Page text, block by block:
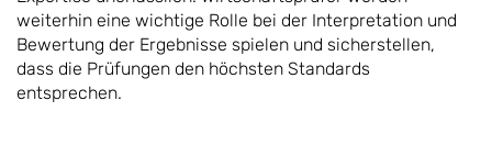
weiterhin eine wichtige Rolle bei der Interpretation und
Bewertung der Ergebnisse spielen und sicherstellen,
dass die Prüfungen den höchsten Standards
entsprechen.